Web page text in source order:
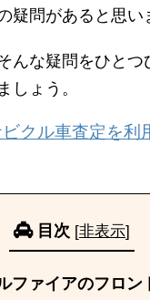
疑問があると思い
んな疑問をひとつ
しょう。
クル車査定を利
目次 [非表示]
ファイアのフロン